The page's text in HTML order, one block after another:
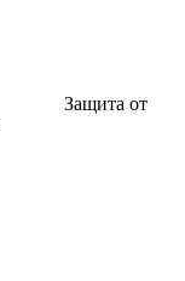
Защита от